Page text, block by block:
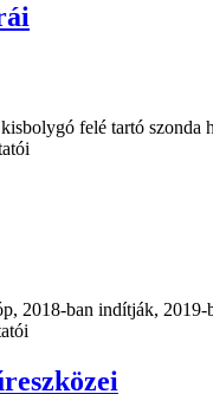
felé tartó
2018-ban indítják,